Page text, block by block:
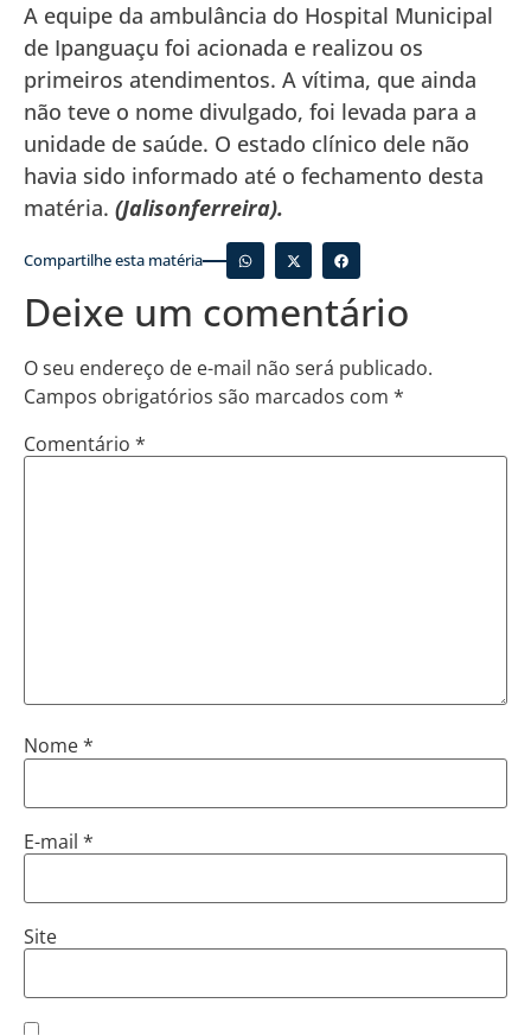
A equipe da ambulância do Hospital Municipal
de Ipanguaçu foi acionada e realizou os
primeiros atendimentos. A vítima, que ainda
não teve o nome divulgado, foi levada para a
unidade de saúde. O estado clínico dele não
havia sido informado até o fechamento desta
matéria. (Jalisonferreira).
Compartilhe esta matéria
Deixe um comentário
O seu endereço de e-mail não será publicado.
Campos obrigatórios são marcados com *
Comentário *
Nome*
E-mail *
Site